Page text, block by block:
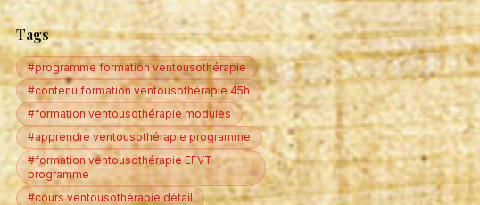
Tags
#programme formation ventousothérapie
#contenu formation ventousothérapie 45h
#formation ventousothérapie modules
#apprendre ventousothérapie programme
#formation ventousothérapie EFVT
programme
#cours ventousothérapie détail